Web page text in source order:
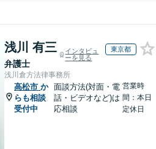
浅川 有三
弁護士
インタビュ
ーを見る
東京都
浅川倉方法律事務所
高松市 か
らも相談
受付中
面談方法(対面・電
話・ビデオなど)は
応相談
営業時
間：本日
定休日